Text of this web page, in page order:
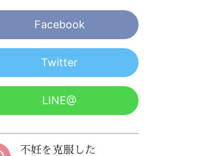
Facebook
Twitter
LINE@
不妊を克服した